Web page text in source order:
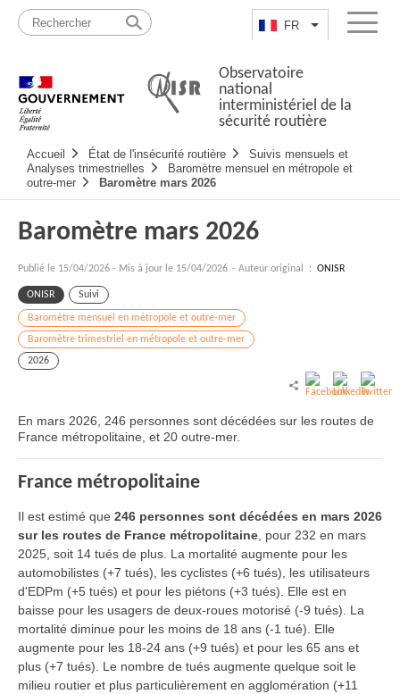
Passer
contenu
FR Lister lesMenu
Observatoire
national
interministériel de la
sécurité routière
principale
Accueil État de l'insécurité routière
Suivis mensuels et
Analyses trimestrielles
Baromètre mensuel en métropole et
outre-mer
Baromètre mars 2026
Baromètre mars 2026
Publié le 15/04/2026 - Mis à jour le 15/04/2026 - Auteur original : ONISR
ONISR Suivi
Baromètre mensuel en métropole et outre-mer
Baromètre trimestriel en métropole et outre-mer
2026
En mars 2026, 246 personnes sont décédées sur les routes de
France métropolitaine, et 20 outre-mer.
France métropolitaine
Il est estimé que 246 personnes sont décédées en mars 2026
sur les routes de France métropolitaine , pour 232 en mars
2025, soit 14 tués de plus. La mortalité augmente pour les
automobilistes (+7 tués), les cyclistes (+6 tués), les utilisateurs
d'EDPm (+5 tués) et pour les piétons (+3 tués). Elle est en
baisse pour les usagers de deux-roues motorisé (-9 tués). La
mortalité diminue pour les moins de 18 ans (-1 tué). Elle
augmente pour les 18-24 ans (+9 tués) et pour les 65 ans et
plus (+7 tués). Le nombre de tués augmente quelque soit le
milieu routier et plus particulièrement en agglomération (+11